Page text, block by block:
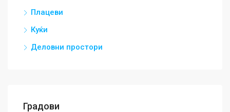
Плацеви
Куќи
Деловни простори
Градови